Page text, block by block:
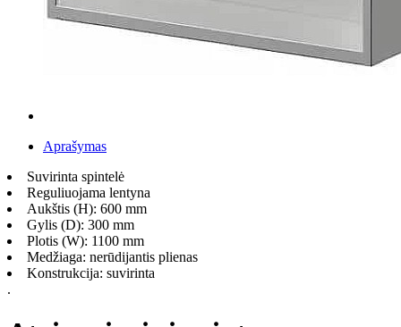
Aprašymas
Suvirinta spintelė
Reguliuojama lentyna
Aukštis (H): 600 mm
Gylis (D): 300 mm
Plotis (W): 1100 mm
Medžiaga: nerūdijantis plienas
Konstrukcija: suvirinta
.